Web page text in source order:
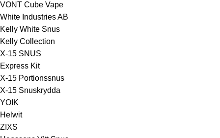
VONT Cube Vape
White Industries AB
Kelly White Snus
Kelly Collection
X-15 SNUS
Express Kit
X-15 Portionssnus
X-15 Snuskrydda
YOIK
Helwit
ZIXS